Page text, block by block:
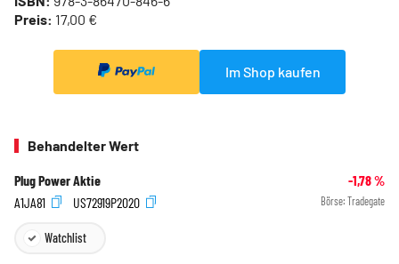
Preis: 17,00 €
Im Shop kaufen
Behandelter Wert
Plug Power Aktie -1,78%
A1JA81
US72919P2020 Börse: Tradegate
Watchlist